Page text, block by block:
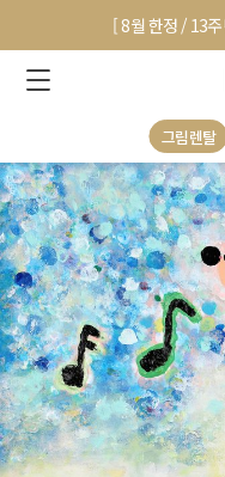
[ 8월 한정 / 13
그림렌탈